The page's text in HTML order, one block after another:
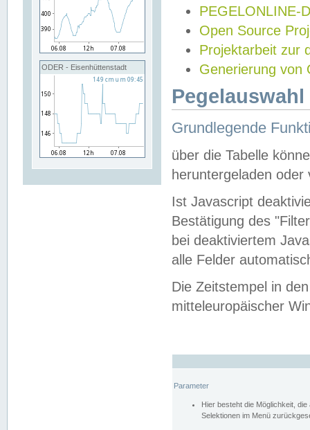
ODER - Eisenhüttenstadt
PEGELONLINE-
Open Source
Projektarbeit zur
Generierung von
Grundlegende
über die Tabelle
heruntergeladen oder
Ist Javascript
Bestätigung des
bei deaktiviertem
alle Felder
Die Zeitstempel in
mitteleuropäischer
Parameter
Hier besteht die Möglichkeit,
Selektionen im Menü